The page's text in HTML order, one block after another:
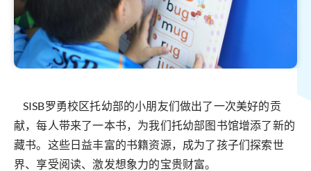
SISB罗勇校区托幼部的小朋友们做出了一次美好的贡
献，每人带来了一本书，为我们托幼部图书馆增添了新的
藏书。这些日益丰富的书籍资源，成为了孩子们探索世
界、享受阅读、激发想象力的宝贵财富。